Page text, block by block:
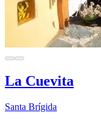
La Cuevita
Santa Brígida